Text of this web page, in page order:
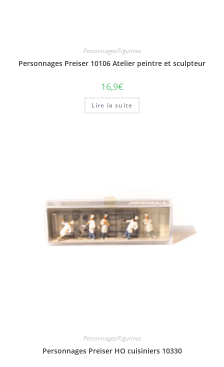
Personnages/Figurines
Personnages Preiser 10106 Atelier peintre et sculpteur
16,9€
Lire la suite
Personnages/Figurines
Personnages Preiser HO cuisiniers 10330